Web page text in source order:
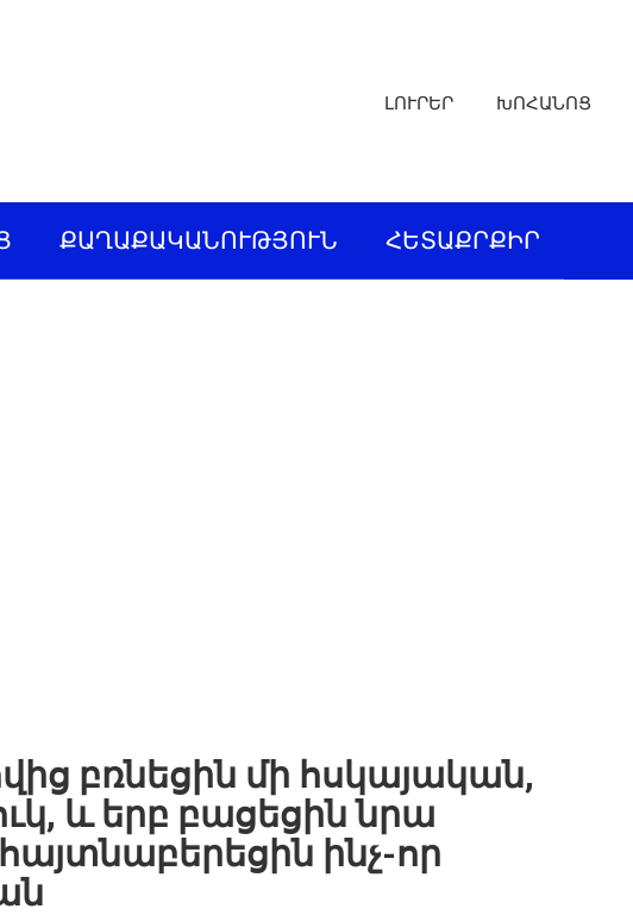
ԼՈՒՐԵՐ ԽՈՀԱՆՈՑ
ՔԱՂԱՔԱԿԱՆՈՒԹՅՈՒՆ ՀԵՏԱՔՐՔԻՐ
բռնեցին մի հսկայական,
և երբ բացեցին նրա
ինչ-որ